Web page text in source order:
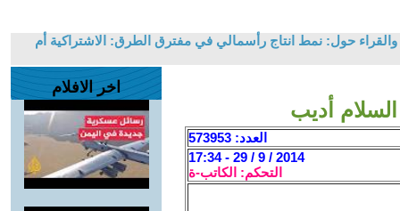
حول: نمط انتاج رأسمالي في مفترق الطرق: الاشتراكية أم
أديب
العدد: 573953
2014 / 9 / 29 - 17:34
التحكم: الكاتب-ة
اخر الافلام